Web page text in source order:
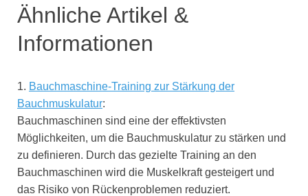
Ähnliche Artikel &
Informationen
1. Bauchmaschine-Training zur Stärkung der
Bauchmuskulatur:
Bauchmaschinen sind eine der effektivsten
Möglichkeiten, um die Bauchmuskulatur zu stärken und
zu definieren. Durch das gezielte Training an den
Bauchmaschinen wird die Muskelkraft gesteigert und
das Risiko von Rückenproblemen reduziert.